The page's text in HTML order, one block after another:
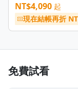
課程時數：預計
觀看方式：電腦
課程將依批次陸續
－CH2、CH3 將於
NT$4,090 起
現在結帳再折
免費試看